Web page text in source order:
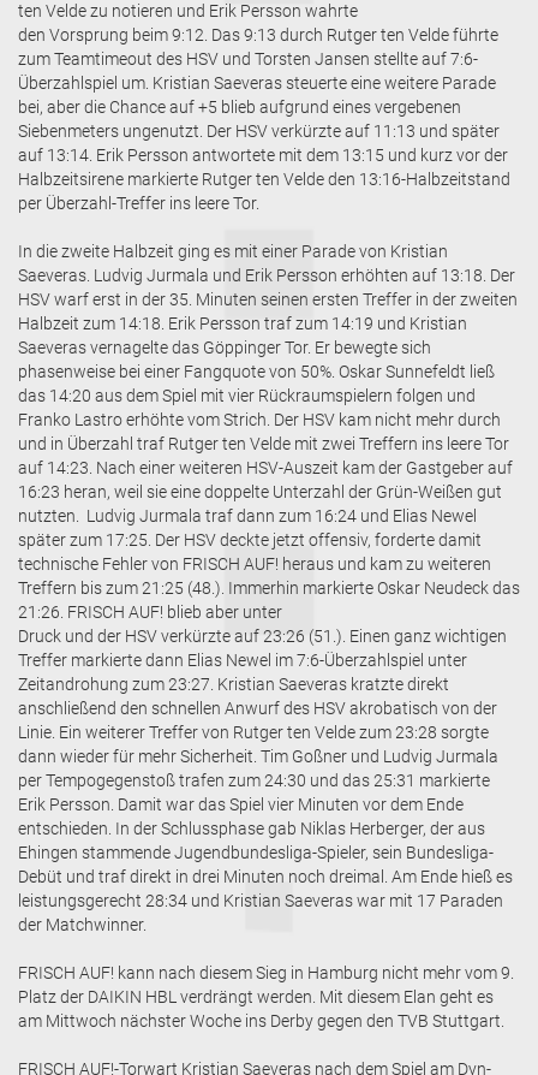
ten Velde zu notieren und Erik Persson wahrte
den Vorsprung beim 9:12. Das 9:13 durch Rutger ten Velde führte
zum Teamtimeout des HSV und Torsten Jansen stellte auf 7:6-
Überzahlspiel um. Kristian Saeveras steuerte eine weitere Parade
bei, aber die Chance auf +5 blieb aufgrund eines vergebenen
Siebenmeters ungenutzt. Der HSV verkürzte auf 11:13 und später
auf 13:14. Erik Persson antwortete mit dem 13:15 und kurz vor der
Halbzeitsirene markierte Rutger ten Velde den 13:16-Halbzeitstand
per Überzahl-Treffer ins leere Tor.
In die zweite Halbzeit ging es mit einer Parade von Kristian
Saeveras. Ludvig Jurmala und Erik Persson erhöhten auf 13:18. Der
HSV warf erst in der 35. Minuten seinen ersten Treffer in der zweiten
Halbzeit zum 14:18. Erik Persson traf zum 14:19 und Kristian
Saeveras vernagelte das Göppinger Tor. Er bewegte sich
phasenweise bei einer Fangquote von 50%. Oskar Sunnefeldt ließ
das 14:20 aus dem Spiel mit vier Rückraumspielern folgen und
Franko Lastro erhöhte vom Strich. Der HSV kam nicht mehr durch
und in Überzahl traf Rutger ten Velde mit zwei Treffern ins leere Tor
auf 14:23. Nach einer weiteren HSV-Auszeit kam der Gastgeber auf
16:23 heran, weil sie eine doppelte Unterzahl der Grün-Weißen gut
nutzten. Ludvig Jurmala traf dann zum 16:24 und Elias Newel
später zum 17:25. Der HSV deckte jetzt offensiv, forderte damit
technische Fehler von FRISCH AUF! heraus und kam zu weiteren
Treffern bis zum 21:25 (48.). Immerhin markierte Oskar Neudeck das
21:26. FRISCH AUF! blieb aber unter
Druck und der HSV verkürzte auf 23:26 (51.). Einen ganz wichtigen
Treffer markierte dann Elias Newel im 7:6-Überzahlspiel unter
Zeitandrohung zum 23:27. Kristian Saeveras kratzte direkt
anschließend den schnellen Anwurf des HSV akrobatisch von der
Linie. Ein weiterer Treffer von Rutger ten Velde zum 23:28 sorgte
dann wieder für mehr Sicherheit. Tim Goßner und Ludvig Jurmala
per Tempogegenstoß trafen zum 24:30 und das 25:31 markierte
Erik Persson. Damit war das Spiel vier Minuten vor dem Ende
entschieden. In der Schlussphase gab Niklas Herberger, der aus
Ehingen stammende Jugendbundesliga-Spieler, sein Bundesliga-
Debüt und traf direkt in drei Minuten noch dreimal. Am Ende hieß es
leistungsgerecht 28:34 und Kristian Saeveras war mit 17 Paraden
der Matchwinner.
FRISCH AUF! kann nach diesem Sieg in Hamburg nicht mehr vom 9.
Platz der DAIKIN HBL verdrängt werden. Mit diesem Elan geht es
am Mittwoch nächster Woche ins Derby gegen den TVB Stuttgart.
FRISCH AUF!-Torwart Kristian Saeveras nach dem Spiel am Dyn-